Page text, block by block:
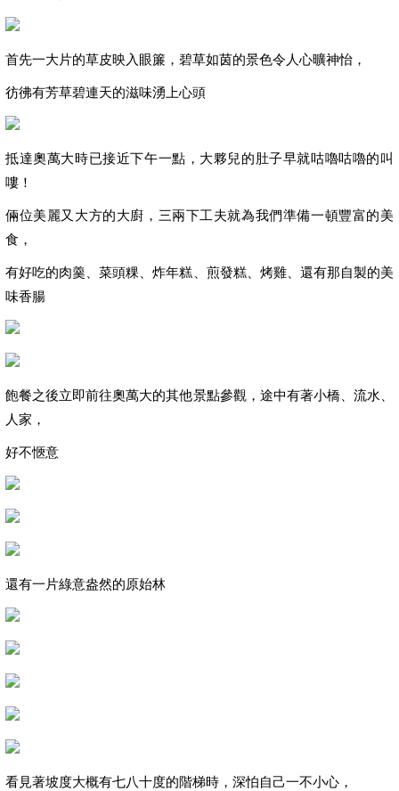
首先一大片的草皮映入眼簾，碧草如茵的景色令人心曠神怡，
彷彿有芳草碧連天的滋味湧上心頭
抵達奧萬大時已接近下午一點，大夥兒的肚子早就咕嚕咕嚕的叫
嘍！
倆位美麗又大方的大廚，三兩下工夫就為我們準備一頓豐富的美
食，
有好吃的肉羹、菜頭粿、炸年糕、煎發糕、烤雞、還有那自製的美
味香腸
飽餐之後立即前往奧萬大的其他景點參觀，途中有著小橋、流水、
人家，
好不愜意
還有一片綠意盎然的原始林
看見著坡度大概有七八十度的階梯時，深怕自己一不小心，